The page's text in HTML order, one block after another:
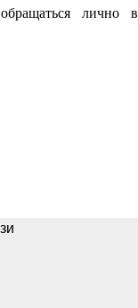
лично в